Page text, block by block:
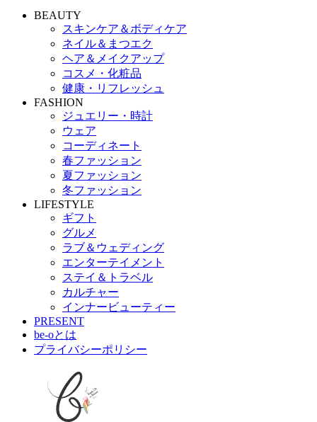
BEAUTY
スキンケア＆ボディケア
ネイル＆まつエク
ヘア＆メイクアップ
コスメ・化粧品
健康・リフレッシュ
FASHION
ジュエリー・時計
ウェア
コーディネート
春ファッション
夏ファッション
冬ファッション
LIFESTYLE
ギフト
グルメ
ラブ＆ウェディング
エンターテイメント
ステイ＆トラベル
カルチャー
インナービューティー
PRESENT
be-oとは
プライバシーポリシー